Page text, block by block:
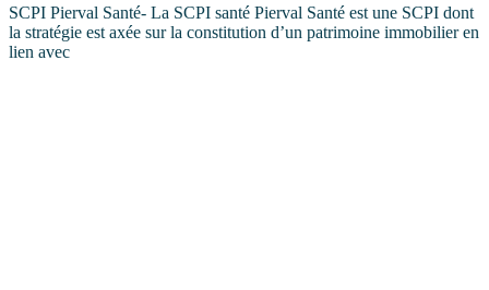
SCPI Pierval Santé- La SCPI santé Pierval Santé est une SCPI dont
la stratégie est axée sur la constitution d’un patrimoine immobilier en
lien avec